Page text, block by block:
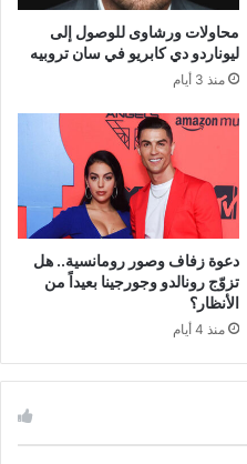
محاولات ورشاوى للوصول إلى
ليوناردو دي كابريو في سان تروبيه
منذ 3 أيام
دعوة زفاف وصور رومانسية.. هل
تزوّج رونالدو وجورجينا بعيداً من
الأنظار؟
منذ 4 أيام